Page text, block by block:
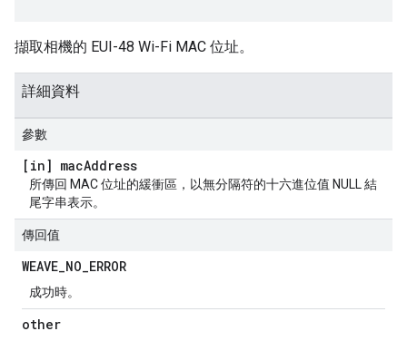
擷取相機的 EUI-48 Wi-Fi MAC 位址。
詳細資料
參數
[in] macAddress
所傳回 MAC 位址的緩衝區，以無分隔符的十六進位值 NULL 結
尾字串表示。
傳回值
WEAVE_NO_ERROR
成功時。
other